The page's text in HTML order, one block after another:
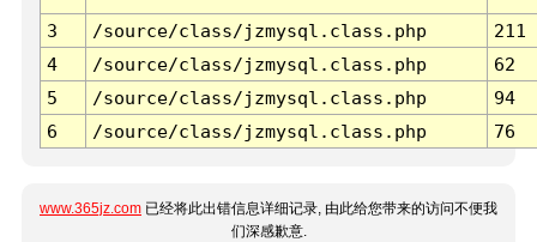
3 /source/class/jzmysql.class.php
211
4
/source/class/jzmysql.class.php
62
5
/source/class/jzmysql.class.php
94
6
/source/class/jzmysql.class.php 76
www.365jz.com 已经将此出错信息详细记录, 由此给您带来的访问不便我
们深感歉意.